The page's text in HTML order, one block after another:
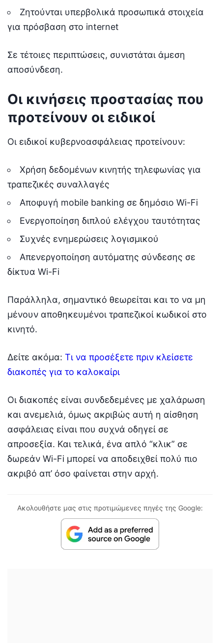
Ζητούνται υπερβολικά προσωπικά στοιχεία
για πρόσβαση στο internet
Σε τέτοιες περιπτώσεις, συνιστάται άμεση
αποσύνδεση.
Οι κινήσεις προστασίας που
προτείνουν οι ειδικοί
Οι ειδικοί κυβερνοασφάλειας προτείνουν:
Χρήση δεδομένων κινητής τηλεφωνίας για
τραπεζικές συναλλαγές
Αποφυγή mobile banking σε δημόσιο Wi-Fi
Ενεργοποίηση διπλού ελέγχου ταυτότητας
Συχνές ενημερώσεις λογισμικού
Απενεργοποίηση αυτόματης σύνδεσης σε
δίκτυα Wi-Fi
Παράλληλα, σημαντικό θεωρείται και το να μη
μένουν αποθηκευμένοι τραπεζικοί κωδικοί στο
κινητό.
Δείτε ακόμα: Τι να προσέξετε πριν κλείσετε
διακοπές για το καλοκαίρι
Οι διακοπές είναι συνδεδεμένες με χαλάρωση
και ανεμελιά, όμως ακριβώς αυτή η αίσθηση
ασφάλειας είναι που συχνά οδηγεί σε
απροσεξία. Και τελικά, ένα απλό “κλικ” σε
δωρεάν Wi-Fi μπορεί να αποδειχθεί πολύ πιο
ακριβό απ’ όσο φαίνεται στην αρχή.
Ακολουθήστε μας στις προτιμώμενες πηγές της Google: